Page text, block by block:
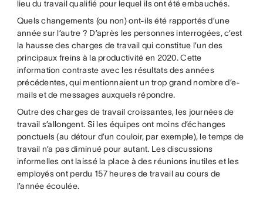
lieu du travail qualifié pour lequel ils ont été embauchés.
Quels changements (ou non) ont-ils été rapportés d’une
année sur l’autre ? D’après les personnes interrogées, c’est
la hausse des charges de travail qui constitue l’un des
principaux freins à la productivité en 2020. Cette
information contraste avec les résultats des années
précédentes, qui mentionnaient un trop grand nombre d’e-
mails et de messages auxquels répondre.
Outre des charges de travail croissantes, les journées de
travail s’allongent. Si les équipes ont moins d’échanges
ponctuels (au détour d’un couloir, par exemple), le temps de
travail n’a pas diminué pour autant. Les discussions
informelles ont laissé la place à des réunions inutiles et les
employés ont perdu 157 heures de travail au cours de
l’année écoulée.